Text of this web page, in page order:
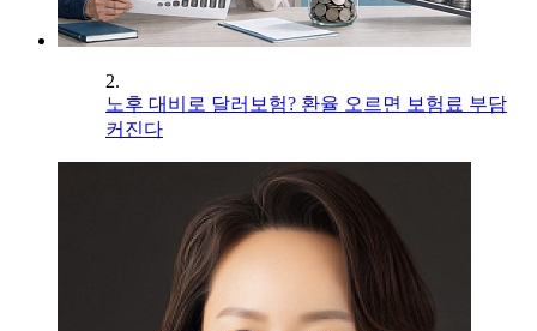
2.
노후 대비로 달러보험? 환율 오르면 보험료 부담
커진다